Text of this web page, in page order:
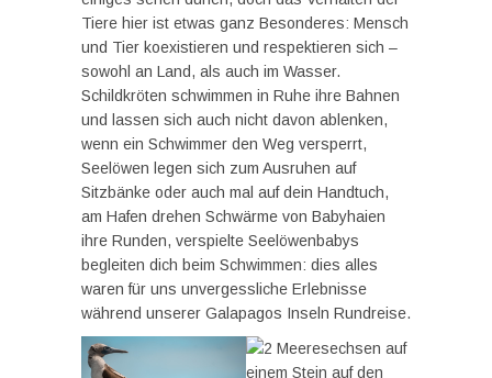
Tiere hier ist etwas ganz Besonderes: Mensch
und Tier koexistieren und respektieren sich –
sowohl an Land, als auch im Wasser.
Schildkröten schwimmen in Ruhe ihre Bahnen
und lassen sich auch nicht davon ablenken,
wenn ein Schwimmer den Weg versperrt,
Seelöwen legen sich zum Ausruhen auf
Sitzbänke oder auch mal auf dein Handtuch,
am Hafen drehen Schwärme von Babyhaien
ihre Runden, verspielte Seelöwenbabys
begleiten dich beim Schwimmen: dies alles
waren für uns unvergessliche Erlebnisse
während unserer Galapagos Inseln Rundreise.